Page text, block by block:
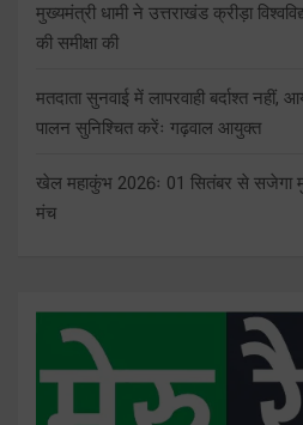
मुख्यमंत्री धामी ने उत्तराखंड क्रीड़ा
की समीक्षा की
मतदाता सुनवाई में लापरवाही बर्दाश्त
पालन सुनिश्चित करेंः गढ़वाल आयुक्त
खेल महाकुंभ 2026ः 01 सितंबर से सजेगा
मंच